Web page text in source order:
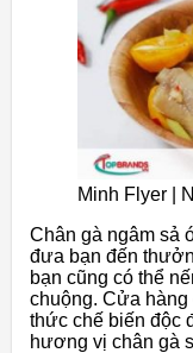
Minh Flyer |
Chân gà ngâm sả
đưa bạn đến
bạn cũng có thể
chuộng. Cửa hàng
thức chế biến độc
hương vị chân gà